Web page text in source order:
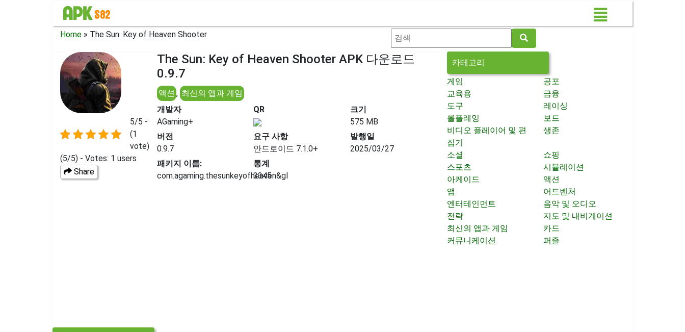
Home » The Sun: Key of Heaven Shooter
5/5 -
(1
vote)
(5/5) - Votes: 1 users
Share
The Sun: Key of Heaven Shooter APK 다운로드
0.9.7
액션 , 최신의 앱과 게임
개발자
AGaming+
QR
크기
575 MB
버전
0.9.7
요구 사항
안드로이드 7.1.0+
발행일
2025/03/27
패키지 이름:
com.agaming.thesunkeyofheaven&gl
통계
3345
카테고리
게임
공포
교육용
금융
도구
레이싱
롤플레잉
보드
비디오 플레이어 및 편
집기
생존
소셜
쇼핑
스포츠
시뮬레이션
아케이드
액션
앱
어드벤처
엔터테인먼트
음악 및 오디오
전략
지도 및 내비게이션
최신의 앱과 게임
카드
커뮤니케이션
퍼즐